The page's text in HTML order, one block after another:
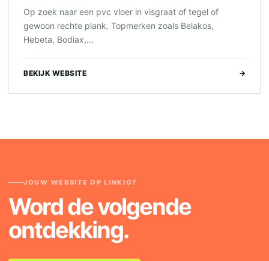
Op zoek naar een pvc vloer in visgraat of tegel of
gewoon rechte plank. Topmerken zoals Belakos,
Hebeta, Bodiax,...
BEKIJK WEBSITE →
JOUW WEBSITE OP LINKIO?
Word de volgende
ontdekking.